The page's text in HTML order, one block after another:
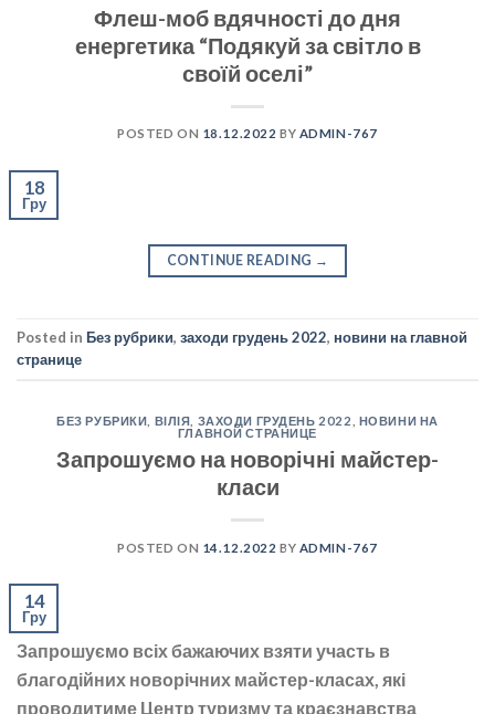
Флеш-моб вдячності до дня
енергетика “Подякуй за світло в
своїй оселі”
POSTED ON 18.12.2022 BY ADMIN-767
18
Гру
CONTINUE READING →
Posted in Без рубрики, заходи грудень 2022, новини на главной
странице
БЕЗ РУБРИКИ ВІЛІЯ ЗАХОДИ ГРУДЕНЬ 2022
НОВИНИ НА
ГЛАВНОЙ СТРАНИЦЕ
Запрошуємо на новорічні майстер-
класи
POSTED ON 14.12.2022 BY ADMIN-767
14
Гру
Запрошуємо всіх бажаючих взяти участь в
благодійних новорічних майстер-класах, які
проводитиме Центр туризму та краєзнавства